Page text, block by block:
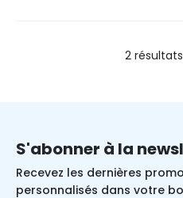
2
S'abonner à la
Recevez les dernières
personnalisés dans votre